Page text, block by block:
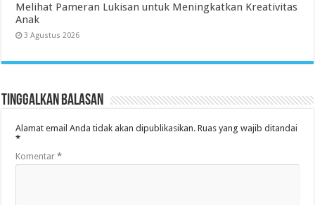
Melihat Pameran Lukisan untuk Meningkatkan Kreativitas
Anak
3 Agustus 2026
Tinggalkan Balasan
Alamat email Anda tidak akan dipublikasikan. Ruas yang wajib ditandai
*
Komentar*